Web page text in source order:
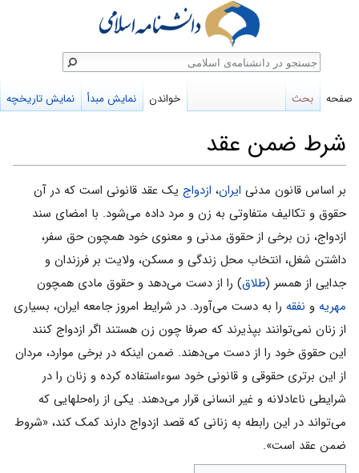
شرط ضمن عقد
پرش
به
ناوبری
پرش
به
جستجو
بر اساس قانون مدنی ایران، ازدواج یک عقد قانونی است که در آن
حقوق و تکالیف متفاوتی به زن و مرد داده می‌شود. با امضای سند
ازدواج، زن برخی از حقوق مدنی و معنوی خود همچون حق سفر،
داشتن شغل، انتخاب محل زندگی و مسکن، ولایت بر فرزندان و
جدایی از همسر (طلاق) را از دست می‌دهد و حقوق مادی همچون
مهریه و نفقه را به دست می‌آورد. در شرایط امروز جامعه ایران، بسیاری
از زنان نمی‌توانند بپذیرند که صرفا چون زن هستند اگر ازدواج کنند
این حقوق خود را از دست می‌دهند. ضمن اینکه در برخی موارد، مردان
از این برتری حقوقی و قانونی خود سوءاستفاده کرده و زنان را در
شرایطی ناعادلانه و غیر انسانی قرار می‌دهند. یکی از راه‌حلهایی که
می‌تواند در این رابطه به زنانی که قصد ازدواج دارند کمک کند، «شروط
ضمن عقد است».
صفحه بحث خواندن نمایش مبدأ نمایش تاریخچه
جستجو